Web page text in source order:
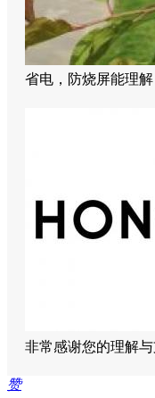
省电，防烧屏能理
非常感谢您的理解
赞